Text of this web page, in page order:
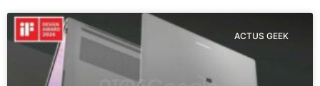
ACTUS GEEK